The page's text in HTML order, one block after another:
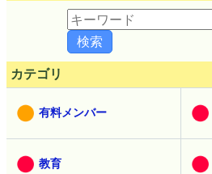
カテゴリ
有料メンバー
教育